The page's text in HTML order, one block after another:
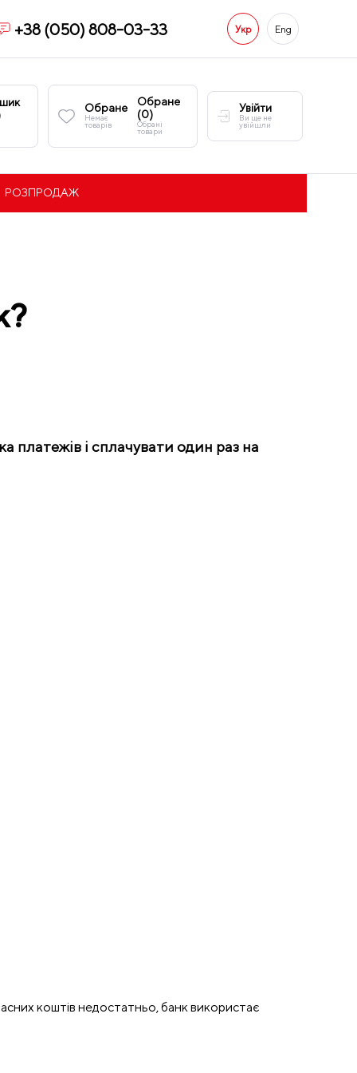
+38 (050) 808-03-33 Укр Eng
Обране
Немає
товарів
Обране
(0)
Обрані
товари
Увійти
Ви ще не
увійшли
РОЗПРОДАЖ
платежів і сплачувати один раз на
коштів недостатньо, банк використає